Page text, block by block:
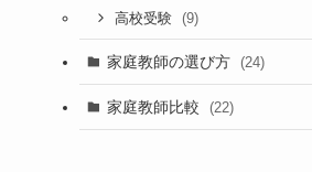
高校受験 (9)
家庭教師の選び方 (24)
家庭教師比較 (22)